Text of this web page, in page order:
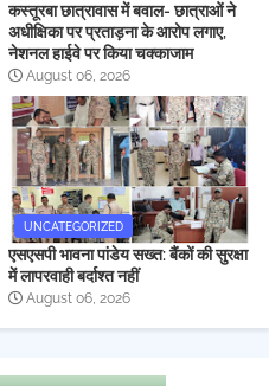
कस्तूरबा छात्रावास में बवाल- छात्राओं ने
अधीक्षिका पर प्रताड़ना के आरोप लगाए,
नेशनल हाईवे पर किया चक्काजाम
August 06, 2026
UNCATEGORIZED
एसएसपी भावना पांडेय सख्त: बैंकों की सुरक्षा
में लापरवाही बर्दाश्त नहीं
August 06, 2026